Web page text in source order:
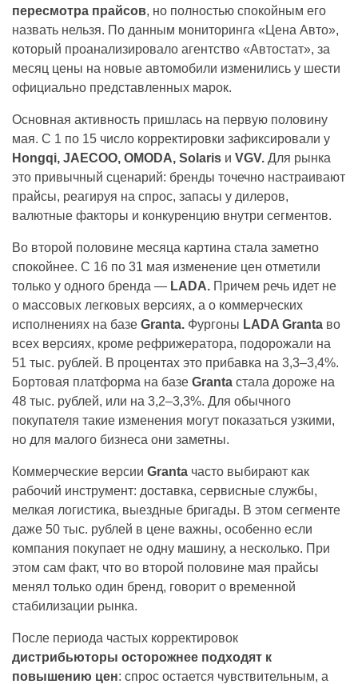
пересмотра прайсов, но полностью спокойным его
назвать нельзя. По данным мониторинга «Цена Авто»,
который проанализировало агентство «Автостат», за
месяц цены на новые автомобили изменились у шести
официально представленных марок.
Основная активность пришлась на первую половину
мая. С 1 по 15 число корректировки зафиксировали у
Hongqi, JAECOO, OMODA, Solaris и VGV. Для рынка
это привычный сценарий: бренды точечно настраивают
прайсы, реагируя на спрос, запасы у дилеров,
валютные факторы и конкуренцию внутри сегментов.
Во второй половине месяца картина стала заметно
спокойнее. С 16 по 31 мая изменение цен отметили
только у одного бренда — LADA. Причем речь идет не
о массовых легковых версиях, а о коммерческих
исполнениях на базе Granta. Фургоны LADA Granta во
всех версиях, кроме рефрижератора, подорожали на
51 тыс. рублей. В процентах это прибавка на 3,3–3,4%.
Бортовая платформа на базе Granta стала дороже на
48 тыс. рублей, или на 3,2–3,3%. Для обычного
покупателя такие изменения могут показаться узкими,
но для малого бизнеса они заметны.
Коммерческие версии Granta часто выбирают как
рабочий инструмент: доставка, сервисные службы,
мелкая логистика, выездные бригады. В этом сегменте
даже 50 тыс. рублей в цене важны, особенно если
компания покупает не одну машину, а несколько. При
этом сам факт, что во второй половине мая прайсы
менял только один бренд, говорит о временной
стабилизации рынка.
После периода частых корректировок
дистрибьюторы осторожнее подходят к
повышению цен: спрос остается чувствительным, а